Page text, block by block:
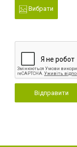
Вибрати
Відправити